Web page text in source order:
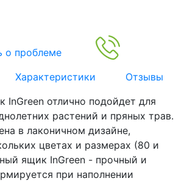
о проблеме
Характеристики
Отзывы
InGreen отлично подойдет для
растений и пряных трав.
в лаконичном дизайне,
цветах и размерах (80 и
ящик InGreen - прочный и
при наполнении